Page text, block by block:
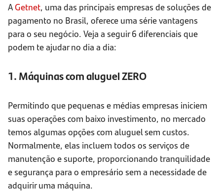
AGetnet, uma das principais empresas de soluções de
pagamento no Brasil, oferece uma série vantagens
para o seu negócio. Veja a seguir 6 diferenciais que
podem te ajudar no dia a dia:
1. Máquinas com aluguel ZERO
Permitindo que pequenas e médias empresas iniciem
suas operações com baixo investimento, no mercado
temos algumas opções com aluguel sem custos.
Normalmente, elas incluem todos os serviços de
manutenção e suporte, proporcionando tranquilidade
e segurança para o empresário sem a necessidade de
adquirir uma máquina.